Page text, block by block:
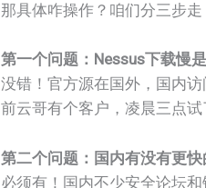
那具体咋操作？咱们分三步走
第一个问题：Nessus下载慢
没错！官方源在国外，国内
前云哥有个客户，凌晨三点
第二个问题：国内有没有更快
必须有！国内不少安全论坛